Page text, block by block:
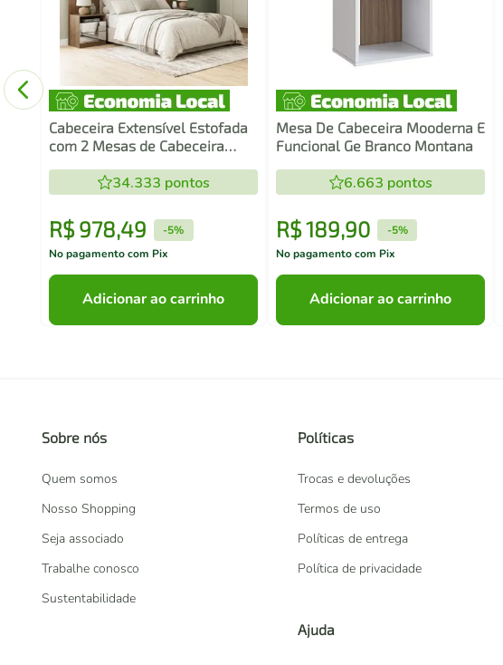
Cabeceira Extensível Estofada
com 2 Mesas de Cabeceira
Madesa
34.333 pontos
R$ 978,49 -5%
No pagamento com Pix
Adicionar ao carrinho
Mesa De Cabeceira Mooderna E
Funcional Ge Branco Montana
6.663 pontos
R$189,90 -5%
No pagamento com Pix
Adicionar ao carrinho
Sobre nós
Quem somos
Nosso Shopping
Seja associado
Trabalhe conosco
Sustentabilidade
Políticas
Trocas e devoluções
Termos de uso
Políticas de entrega
Política de privacidade
Ajuda